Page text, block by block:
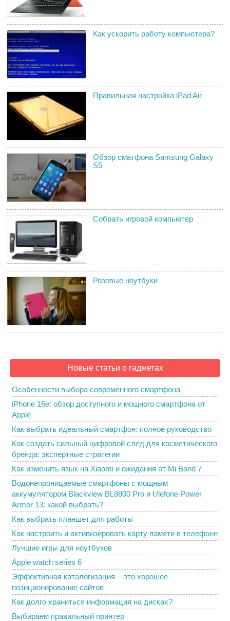
Как ускорить работу компьютера?
Правильная настройка iPad Air
Обзор сматфона Samsung Galaxy
S5
Собрать игровой компьютер
Розовые ноутбуки
Новые статьи о гаджетах
Особенности выбора современного смартфона
iPhone 16e: обзор доступного и мощного смартфона от
Apple
Как выбрать идеальный смартфон: полное руководство
Как создать сильный цифровой след для косметического
бренда: экспертные стратегии
Как изменить язык на Xiaomi и ожидания от Mi Band 7
Водонепроницаемые смартфоны с мощным
аккумулятором Blackview BL8800 Pro и Ulefone Power
Armor 13: какой выбрать?
Как выбрать планшет для работы
Как настроить и активизировать карту памяти в телефоне
Лучшие игры для ноутбуков
Apple watch series 6
Эффективная каталогизация – это хорошее
позиционирование сайтов
Как долго храниться информация на дисках?
Выбираем правильный принтер